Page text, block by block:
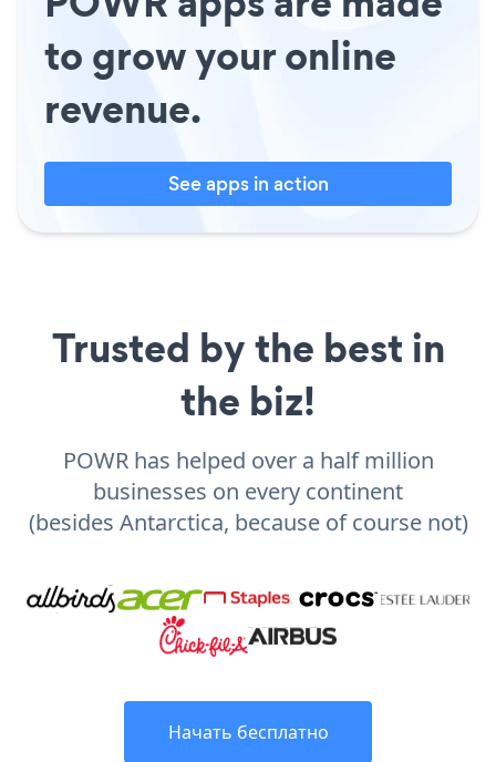
to grow your online
revenue.
See apps in action
Trusted by the best in
the biz!
POWR has helped over a half million
businesses on every continent
(besides Antarctica, because of course not)
Начать бесплатно